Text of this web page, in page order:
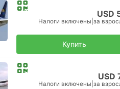
USD
Налоги включены за
Купить
USD
Налоги включены за